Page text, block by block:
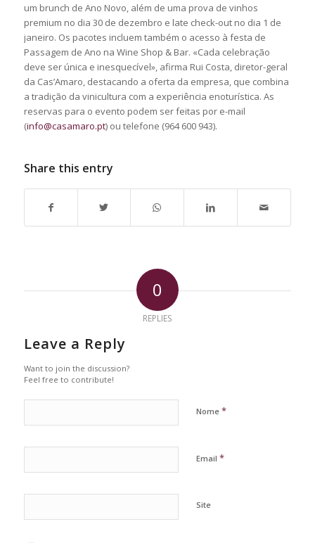
um brunch de Ano Novo, além de uma prova de vinhos
premium no dia 30 de dezembro e late check-out no dia 1 de
janeiro. Os pacotes incluem também o acesso à festa de
Passagem de Ano na Wine Shop & Bar. «Cada celebração
deve ser única e inesquecível», afirma Rui Costa, diretor-geral
da Cas’Amaro, destacando a oferta da empresa, que combina
a tradição da vinicultura com a experiência enoturística. As
reservas para o evento podem ser feitas por e-mail
(info@casamaro.pt) ou telefone (964 600 943).
Share this entry
0
REPLIES
Leave a Reply
Want to join the discussion?
Feel free to contribute!
Nome *
Email *
Site